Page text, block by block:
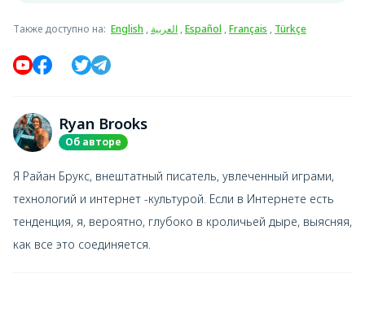
Также доступно на: English , العربية ,Español ,Français , Türkçe
Ryan Brooks
Об авторе
Я Райан Брукс, внештатный писатель, увлеченный играми,
технологий и интернет -культурой. Если в Интернете есть
тенденция, я, вероятно, глубоко в кроличьей дыре, выясняя,
как все это соединяется.